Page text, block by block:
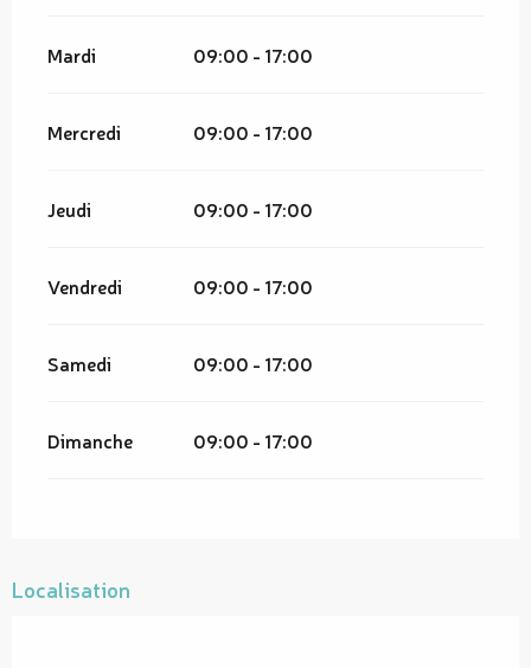
Mardi 09:00 - 17:00
Mercredi 09:00 - 17:00
Jeudi 09:00 - 17:00
Vendredi 09:00 - 17:00
Samedi 09:00 - 17:00
Dimanche 09:00 - 17:00
Localisation